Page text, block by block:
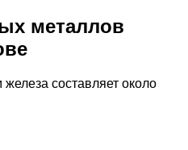
металлов
составляет около